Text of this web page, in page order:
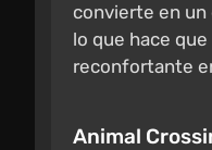
convierte en un
lo que hace
reconfortante
Animal